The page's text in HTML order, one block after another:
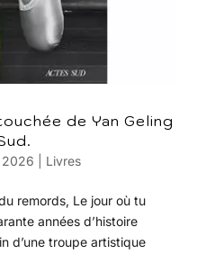
de Yan Geling
Livres
remords, Le jour où tu
années d’histoire
d’une troupe artistique